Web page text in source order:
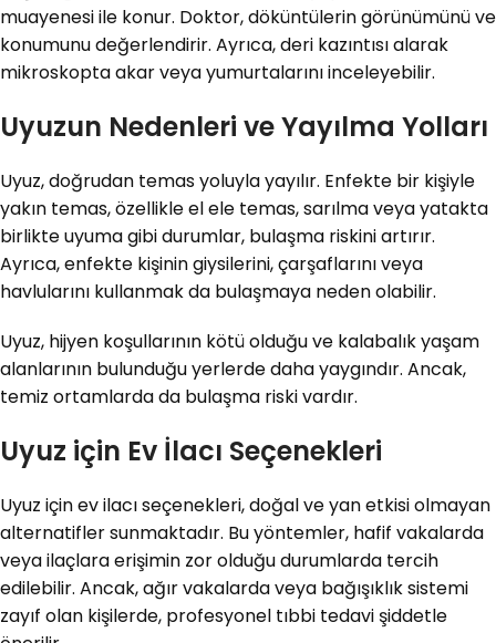
muayenesi ile konur. Doktor, döküntülerin görünümünü ve
konumunu değerlendirir. Ayrıca, deri kazıntısı alarak
mikroskopta akar veya yumurtalarını inceleyebilir.
Uyuzun Nedenleri ve Yayılma Yolları
Uyuz, doğrudan temas yoluyla yayılır. Enfekte bir kişiyle
yakın temas, özellikle el ele temas, sarılma veya yatakta
birlikte uyuma gibi durumlar, bulaşma riskini artırır.
Ayrıca, enfekte kişinin giysilerini, çarşaflarını veya
havlularını kullanmak da bulaşmaya neden olabilir.
Uyuz, hijyen koşullarının kötü olduğu ve kalabalık yaşam
alanlarının bulunduğu yerlerde daha yaygındır. Ancak,
temiz ortamlarda da bulaşma riski vardır.
Uyuz için Ev İlacı Seçenekleri
Uyuz için ev ilacı seçenekleri, doğal ve yan etkisi olmayan
alternatifler sunmaktadır. Bu yöntemler, hafif vakalarda
veya ilaçlara erişimin zor olduğu durumlarda tercih
edilebilir. Ancak, ağır vakalarda veya bağışıklık sistemi
zayıf olan kişilerde, profesyonel tıbbi tedavi şiddetle